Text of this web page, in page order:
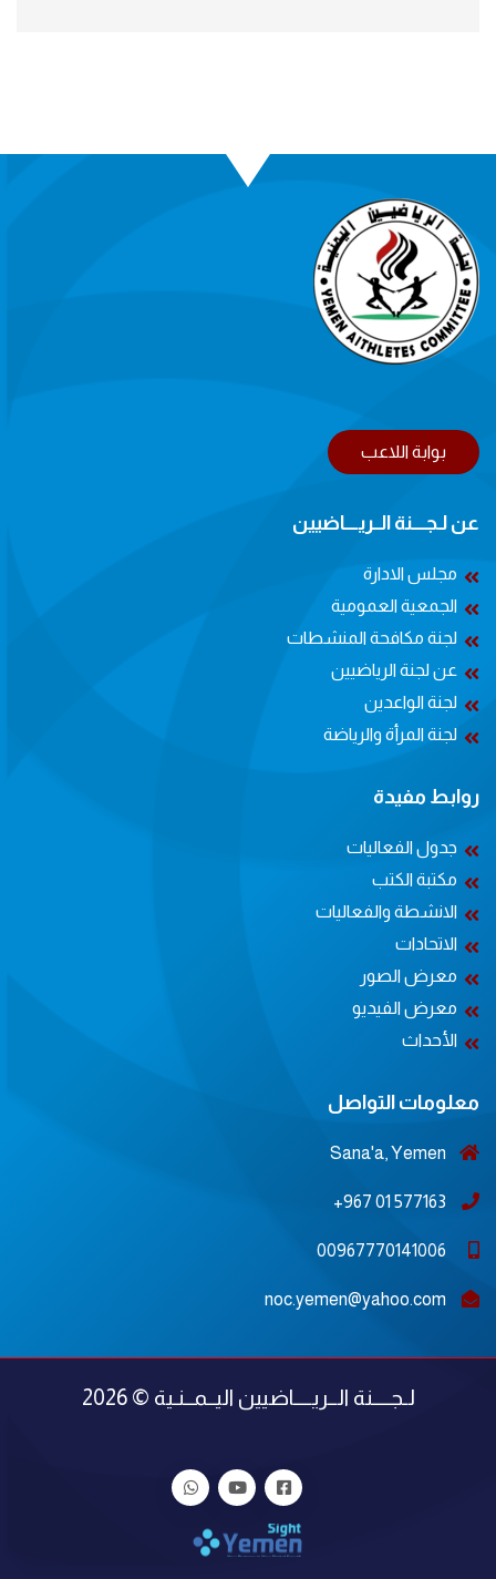
بوابة اللاعب
عن لـجــــنة الــريــــاضيين
مجلس الادارة
الجمعية العمومية
لجنة مكافحة المنشطات
عن لجنة الرياضيين
لجنة الواعدين
لجنة المرأة والرياضة
روابط مفيدة
جدول الفعاليات
مكتبة الكتب
الانشطة والفعاليات
الاتحادات
معرض الصور
معرض الفيديو
الأحداث
معلومات التواصل
Sana'a, Yemen
577163 01 967+
00967770141006
noc.yemen@yahoo.com
لـجــــنة الــريــــاضيين اليــمــنـية © 2026